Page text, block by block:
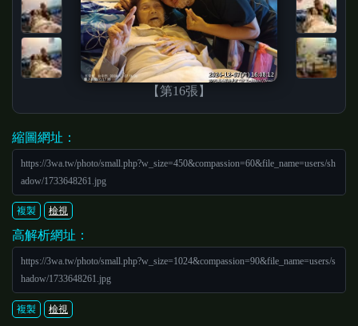
【第16張】
縮圖網址：
https://3wa.tw/photo/small.php?w_size=450&compassion=60&file_name=users/sh
adow/1733648261.jpg
複製 檢視
高解析網址：
https://3wa.tw/photo/small.php?w_size=1024&compassion=90&file_name=users/s
hadow/1733648261.jpg
複製 檢視